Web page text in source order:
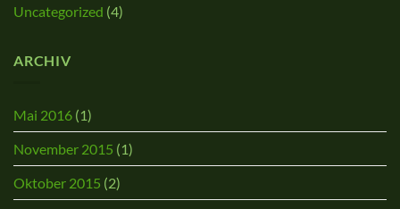
Uncategorized (4)
ARCHIV
Mai 2016 (1)
November 2015 (1)
Oktober 2015 (2)